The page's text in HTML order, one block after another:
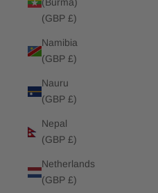
(Burma)
(GBP £)
Namibia
(GBP £)
Nauru
(GBP £)
Nepal
(GBP £)
Netherlands
(GBP £)